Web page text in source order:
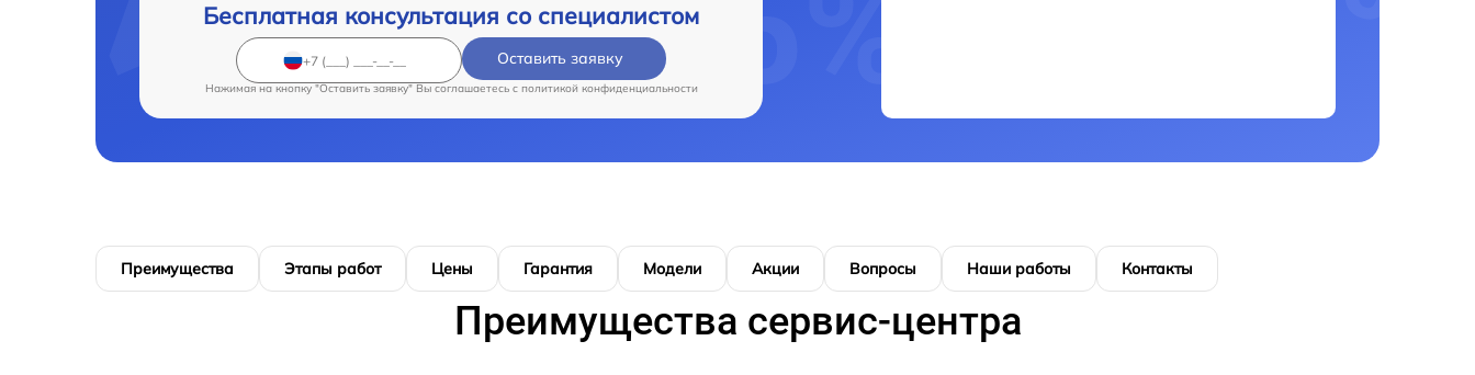
Бесплатная консультация со специалистом
Оставить заявку
Нажимая на кнопку "Оставить заявку" Вы соглашаетесь c политикой конфиденциальности
Преимущества Этапы работ Цены Гарантия Модели Акции Вопросы Наши работы Контакты
Преимущества сервис-центра